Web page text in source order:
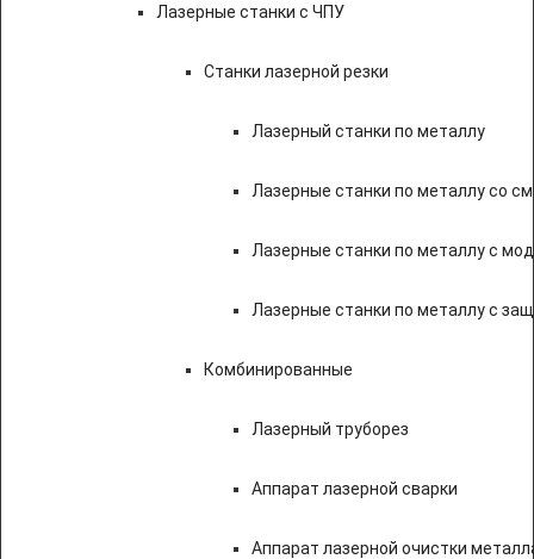
Лазерные станки с ЧПУ
Станки лазерной резки
Лазерный станки по металлу
Лазерные станки по металлу со
Лазерные станки по металлу с
Лазерные станки по металлу с
Комбинированные
Лазерный труборез
Аппарат лазерной сварки
Аппарат лазерной очистки